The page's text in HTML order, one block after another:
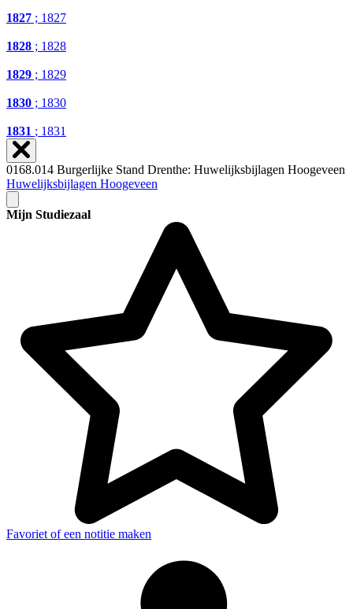
1827 ; 1827
1828 ; 1828
1829 ; 1829
1830 ; 1830
1831 ; 1831
0168.014 Burgerlijke Stand Drenthe: Huwelijksbijlagen Hoogeveen
Huwelijksbijlagen Hoogeveen
Mijn Studiezaal
Favoriet of een notitie maken